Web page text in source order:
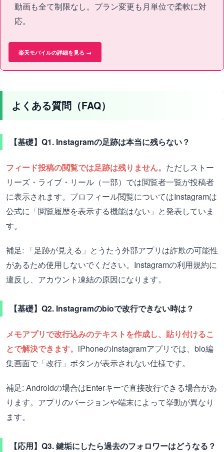
動画も全て制限なし。プラン変更も月単位で柔軟に対
応。
楽天モバイルの詳細を見る →
よくある質問（FAQ）
【基礎】Q1. Instagramの足跡は本当に残らない？
フィード投稿の閲覧では足跡は残りません。 ただしストー
リーズ・ライブ・リール（一部）では閲覧者一覧が投稿者
に表示されます。プロフィール閲覧についてはInstagramは
公式に「閲覧履歴を表示する機能はない」と発表していま
す。
補足: 「足跡が見える」とうたう外部アプリは詐欺の可能性
があるため使用しないでください。Instagramの利用規約に
違反し、アカウント凍結の原因になります。
【基礎】Q2. Instagramのbioで改行できない時は？
メモアプリで改行込みのテキストを作成し、貼り付けるこ
とで解決できます。 iPhoneのInstagramアプリでは、bio編
集画面で「改行」ボタンが表示されない仕様です。
補足: Androidの場合はEnterキーで直接改行できる場合があ
ります。アプリのバージョンや端末によって挙動が異なり
ます。
【応用】Q3. 鍵垢にしたら過去のフォロワーはどうなる？